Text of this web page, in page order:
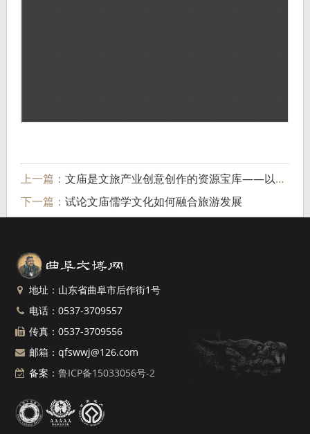
上一篇： 文庙是文旅产业创意创作的资源宝库——以云南省建水文庙为例
下一篇： 试论文庙儒学文化如何融合旅游发展
地址：山东省曲阜市后作街1号
电话：0537-3709557
传真：0537-3709556
邮箱：qfswwj@126.com
备案： 鲁ICP备15033056号-2